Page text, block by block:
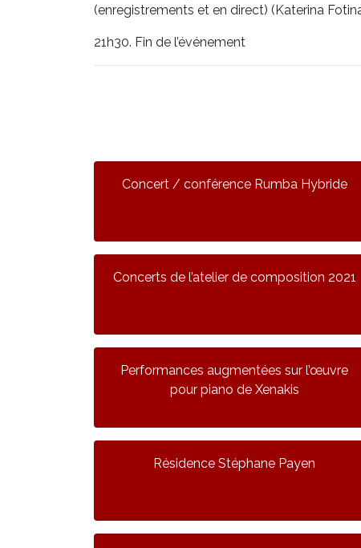
(enregistrements et en direct) (Katerina
21h30. Fin de l’événement
Concert / conférence Rumba Hybride
Concerts de l’atelier de composition 2021
Performances augmentées sur l’œuvre
pour piano de Xenakis
Résidence Stéphane Payen